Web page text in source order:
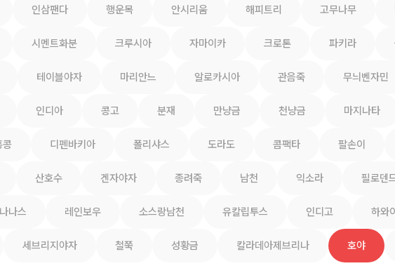
인삼팬다 행운목 안시리움 해피트리 고무나무
시멘트화분 크루시아 자마이카 크로톤 파키라
테이블야자 마리안느 알로카시아 관음죽 무늬벤자민
인디아 콩고 분재 만냥금 천냥금 마지나타
콩 디펜바키아 폴리샤스 도라도 콤팩타 팔손이
산호수 겐자야자 종려죽 남천 익소라 필로덴
나스 레인보우 소스랑남천 유칼립투스 인디고 하와
세브리지야자 철쭉 성황금 칼라데아제브리나 호야